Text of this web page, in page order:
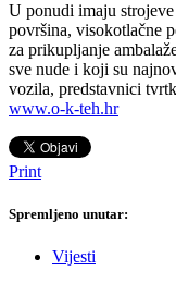
U ponudi imaju
površina, visokotlačne
za prikupljanje
sve nude i koji su
vozila, predstavnici
www.o-k-teh.hr
Print
Spremljeno unutar:
Vijesti